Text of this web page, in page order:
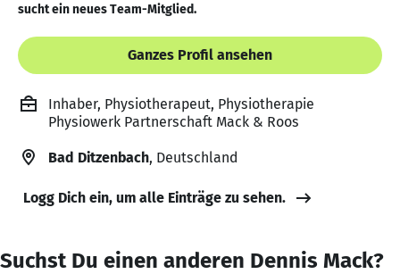
sucht ein neues Team-Mitglied.
Ganzes Profil ansehen
Inhaber, Physiotherapeut, Physiotherapie
Physiowerk Partnerschaft Mack & Roos
Bad Ditzenbach, Deutschland
Logg Dich ein, um alle Einträge zu sehen.
Suchst Du einen anderen Dennis Mack?